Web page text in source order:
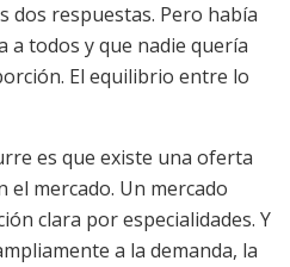
dos respuestas. Pero había
a todos y que nadie quería
El equilibrio entre lo
es que existe una oferta
el mercado. Un mercado
clara por especialidades. Y
a la demanda, la